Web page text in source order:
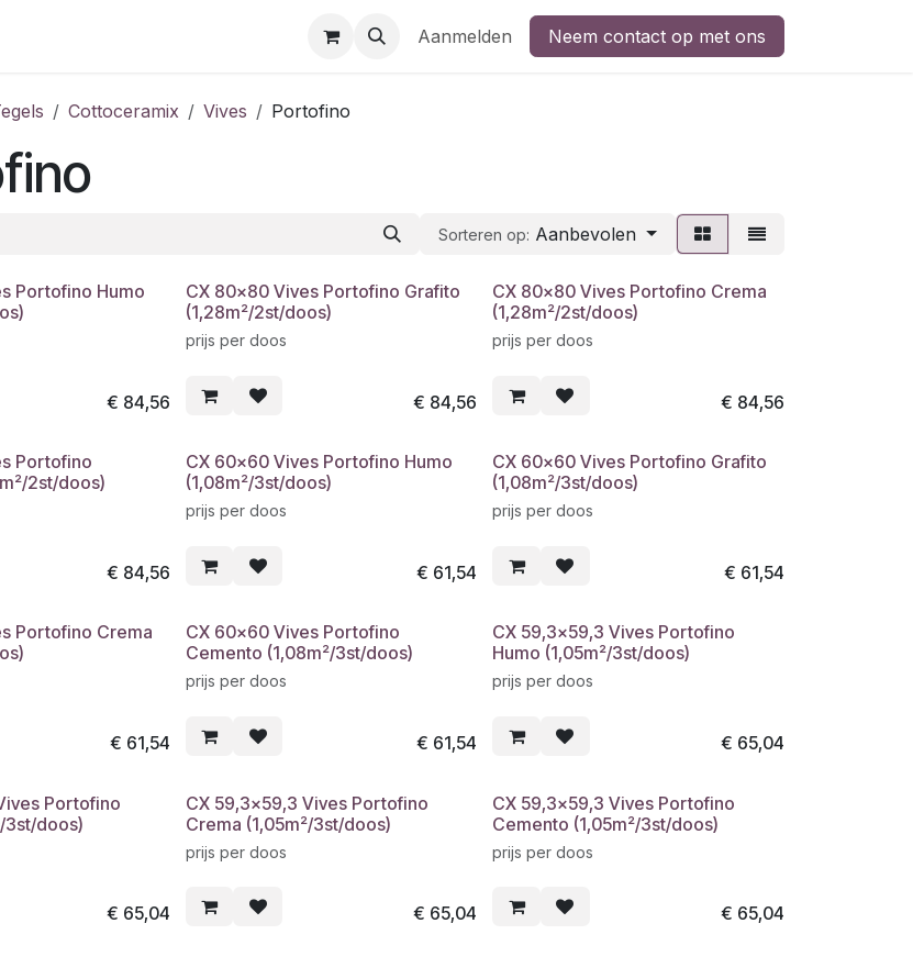
Aanmelden Neem contact op met ons
Cottoceramix Vives Portofino
Sorteren op: Aanbevolen
Portofino Humo
€ 84,56
CX 80x80 Vives Portofino Grafito
(1,28m²/2st/doos)
prijs per doos
€ 84,56
CX 80x80 Vives Portofino Crema
(1,28m²/2st/doos)
prijs per doos
€ 84,56
Portofino
2st/doos)
€ 84,56
CX 60x60 Vives Portofino Humo
(1,08m²/3st/doos)
prijs per doos
€ 61,54
CX 60x60 Vives Portofino Grafito
(1,08m²/3st/doos)
prijs per doos
€ 61,54
Portofino Crema
€ 61,54
CX 60x60 Vives Portofino
Cemento (1,08m²/3st/doos)
prijs per doos
€ 61,54
CX 59,3x59,3 Vives Portofino
Humo (1,05m²/3st/doos)
prijs per doos
€ 65,04
Portofino
3st/doos)
€ 65,04
CX 59,3x59,3 Vives Portofino
Crema (1,05m²/3st/doos)
prijs per doos
€ 65,04
CX 59,3x59,3 Vives Portofino
Cemento (1,05m²/3st/doos)
prijs per doos
€ 65,04